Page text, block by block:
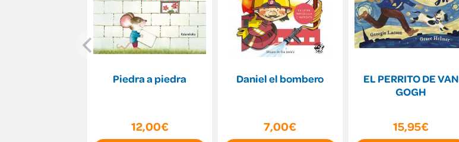
Piedra a piedra
12,00€
Daniel el bombero
7,00€
EL PERRITO DE VAN
GOGH
15,95€